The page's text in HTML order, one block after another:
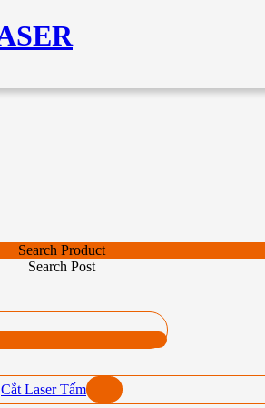
Search Product
Search Post
Cắt Laser Tấm